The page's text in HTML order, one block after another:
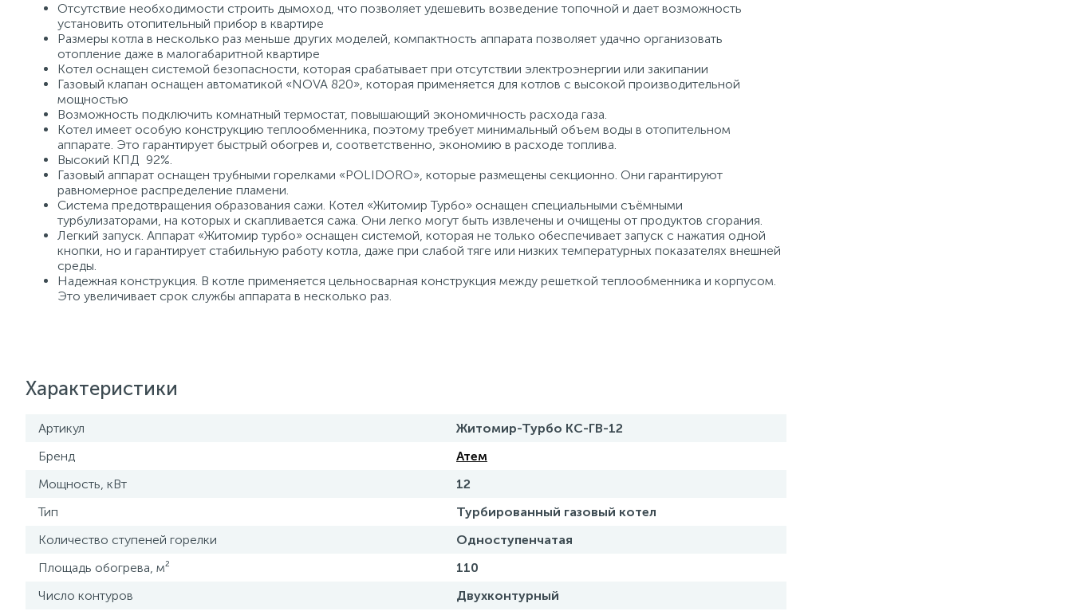
Отсутствие необходимости строить дымоход, что позволяет удешевить возведение топочной и дает возможность
установить отопительный прибор в квартире
Размеры котла в несколько раз меньше других моделей, компактность аппарата позволяет удачно организовать
отопление даже в малогабаритной квартире
Котел оснащен системой безопасности, которая срабатывает при отсутствии электроэнергии или закипании
Газовый клапан оснащен автоматикой «NOVA 820», которая применяется для котлов с высокой производительной
мощностью
Возможность подключить комнатный термостат, повышающий экономичность расхода газа.
Котел имеет особую конструкцию теплообменника, поэтому требует минимальный объем воды в отопительном
аппарате. Это гарантирует быстрый обогрев и, соответственно, экономию в расходе топлива.
Высокий КПД 92%.
Газовый аппарат оснащен трубными горелками «POLIDORO», которые размещены секционно. Они гарантируют
равномерное распределение пламени.
Система предотвращения образования сажи. Котел «Житомир Турбо» оснащен специальными съёмными
турбулизаторами, на которых и скапливается сажа. Они легко могут быть извлечены и очищены от продуктов сгорания.
Легкий запуск. Аппарат «Житомир турбо» оснащен системой, которая не только обеспечивает запуск с нажатия одной
кнопки, но и гарантирует стабильную работу котла, даже при слабой тяге или низких температурных показателях внешней
среды.
Надежная конструкция. В котле применяется цельносварная конструкция между решеткой теплообменника и корпусом.
Это увеличивает срок службы аппарата в несколько раз.
Характеристики
Артикул
Житомир-Турбо КС-ГВ-12
Бренд
Атем
Мощность, кВт
12
Тип
Турбированный газовый котел
Количество ступеней горелки
Одноступенчатая
Площадь обогрева, м²
110
Число контуров
Двухконтурный